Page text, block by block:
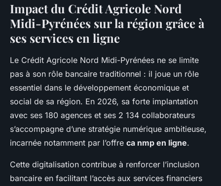
Impact du Crédit Agricole Nord
Midi-Pyrénées sur la région grâce à
ses services en ligne
Le Crédit Agricole Nord Midi-Pyrénées ne se limite
pas à son rôle bancaire traditionnel : il joue un rôle
essentiel dans le développement économique et
social de sa région. En 2026, sa forte implantation
avec ses 180 agences et ses 2 134 collaborateurs
s’accompagne d’une stratégie numérique ambitieuse,
incarnée notamment par l’offre ca nmp en ligne.
Cette digitalisation contribue à renforcer l’inclusion
bancaire en facilitant l’accès aux services financiers